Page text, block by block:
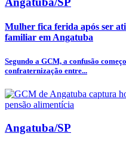
Mulher fica ferida após ser
familiar em Angatuba
Segundo a GCM, a confusão
confraternização entre...
Angatuba/SP